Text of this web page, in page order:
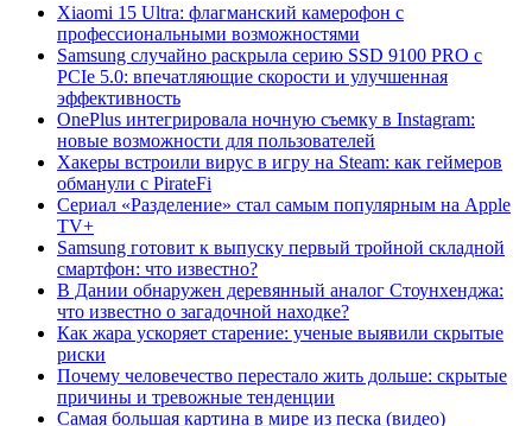
Xiaomi 15 Ultra: флагманский камерофон с
профессиональными возможностями
Samsung случайно раскрыла серию SSD 9100 PRO с
PCIe 5.0: впечатляющие скорости и улучшенная
эффективность
OnePlus интегрировала ночную съемку в Instagram:
новые возможности для пользователей
Хакеры встроили вирус в игру на Steam: как геймеров
обманули с PirateFi
Сериал «Разделение» стал самым популярным на Apple
TV+
Samsung готовит к выпуску первый тройной складной
смартфон: что известно?
В Дании обнаружен деревянный аналог Стоунхенджа:
что известно о загадочной находке?
Как жара ускоряет старение: ученые выявили скрытые
риски
Почему человечество перестало жить дольше: скрытые
причины и тревожные тенденции
Самая большая картина в мире из песка (видео)